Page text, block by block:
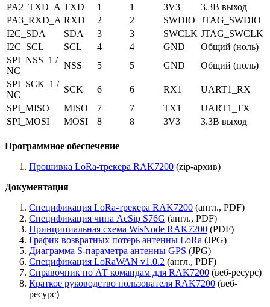
PA2_TXD_A TXD 1 1 3V3
3.3В выход
PA3_RXD_A RXD 2 2 SWDIO JTAG_SWDIO
I2C_SDA
SDA 3 3 SWCLK JTAG_SWCLK
I2C_SCL
SCL 4 4 GND
Общий (ноль)
SPI_NSS_1 /
NC
NSS 5 5 GND
Общий (ноль)
SPI_SCK_1 /
NC
SCK 6 6 RX1
UART1_RX
SPI_MISO
MISO 7 7 TX1
UART1_TX
SPI_MOSI
MOSI 8 8 3V3 3.3В выход
Программное обеспечение
Прошивка LoRa-трекера RAK7200 (zip-архив)
Документация
Спецификация LoRa-трекера RAK7200 (англ., PDF)
Спецификация чипа AcSip S76G (англ., PDF)
Принципиальная схема WisNode RAK7200 (PDF)
График возвратных потерь антенны LoRa (JPG)
Диаграмма S-параметра антенны GPS (JPG)
Спецификация LoRaWAN v1.0.2 (англ., PDF)
Справочник по АТ командам для RAK7200 (веб-ресурс)
Краткое руководство пользователя RAK7200 (веб-
ресурс)